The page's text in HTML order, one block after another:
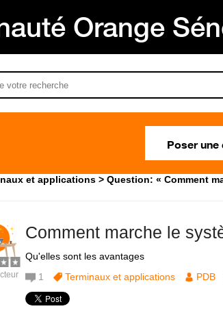
Orange
Poser
et applications Question: « Comment
Comment marche le
Qu'elles sont les avantages
1 Terminaux et applications PDB